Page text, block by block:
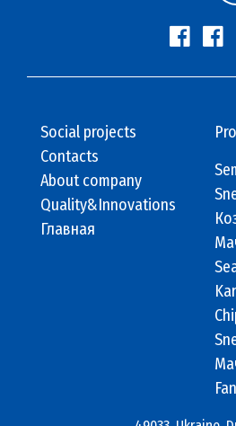
Social projects
Contacts
About company
Quality&Innovations
Главная